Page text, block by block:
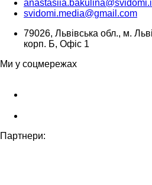
svidomi.media@gmail.com
79026, Львівська обл., м.
корп. Б, Офіс 1
Ми у соцмережах
Партнери: